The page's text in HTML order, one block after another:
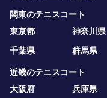
関東のテニスコート
東京都
神奈川県
千葉県
群馬県
近畿のテニスコート
大阪府
兵庫県